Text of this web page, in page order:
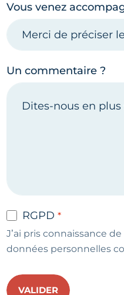
Vous venez
Un commentaire ?
RGPD
J’ai pris connaissance
données personnelles
VALIDER